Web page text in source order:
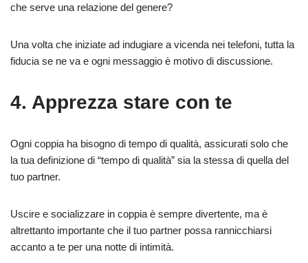
che serve una relazione del genere?
Una volta che iniziate ad indugiare a vicenda nei telefoni, tutta la
fiducia se ne va e ogni messaggio è motivo di discussione.
4. Apprezza stare con te
Ogni coppia ha bisogno di tempo di qualità, assicurati solo che
la tua definizione di “tempo di qualità” sia la stessa di quella del
tuo partner.
Uscire e socializzare in coppia è sempre divertente, ma è
altrettanto importante che il tuo partner possa rannicchiarsi
accanto a te per una notte di intimità.